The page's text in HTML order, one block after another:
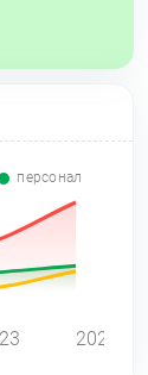
персонал
2024